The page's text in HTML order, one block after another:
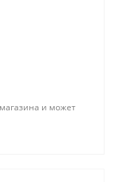
и может